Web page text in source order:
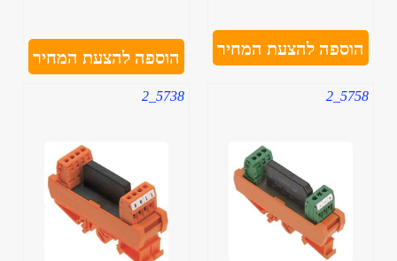
הוספה להצעת המחיר הוספה להצעת המחיר
5758_2
5738_2